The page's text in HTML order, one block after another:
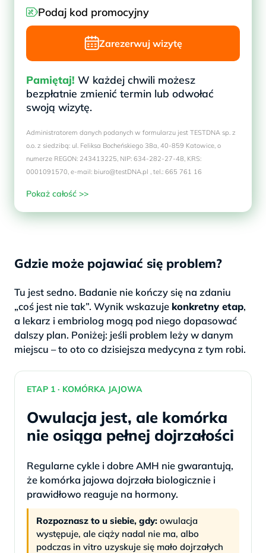
Podaj kod promocyjny
Zarezerwuj wizytę
Pamiętaj! W każdej chwili możesz
bezpłatnie zmienić termin lub odwołać
swoją wizytę.
Administratorem danych podanych w formularzu jest TESTDNA sp. z
o.o. z siedzibą: ul. Feliksa Bocheńskiego 38a, 40-859 Katowice, o
numerze REGON: 243413225, NIP: 634-282-27-48, KRS:
0001091570, e-mail: biuro@testDNA.pl , tel.: 665 761 16
Pokaż całość >>
Gdzie może pojawiać się problem?
Tu jest sedno. Badanie nie kończy się na zdaniu
„coś jest nie tak”. Wynik wskazuje konkretny etap,
a lekarz i embriolog mogą pod niego dopasować
dalszy plan. Poniżej: jeśli problem leży w danym
miejscu – to oto co dzisiejsza medycyna z tym robi.
ETAP 1 · KOMÓRKA JAJOWA
Owulacja jest, ale komórka
nie osiąga pełnej dojrzałości
Regularne cykle i dobre AMH nie gwarantują,
że komórka jajowa dojrzała biologicznie i
prawidłowo reaguje na hormony.
Rozpoznasz to u siebie, gdy: owulacja
występuje, ale ciąży nadal nie ma, albo
podczas in vitro uzyskuje się mało dojrzałych